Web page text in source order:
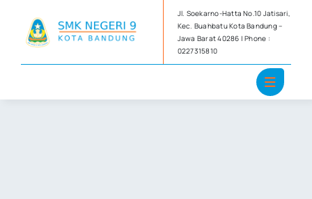
content
Jl. Soekarno-Hatta No.10 Jatisari,
Kec. Buahbatu Kota Bandung –
Jawa Barat 40286 | Phone :
0227315810